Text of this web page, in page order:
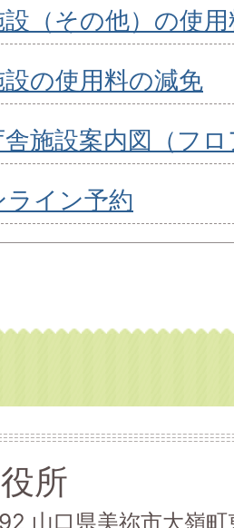
（その他）の使
の使用料の減免
施設案内図（フ
イン予約
所
山口県美祢市大嶺